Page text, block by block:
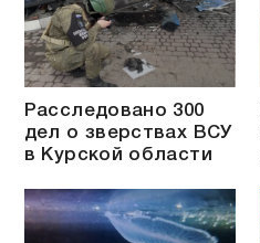
Расследовано 300
дел о зверствах ВСУ
в Курской области